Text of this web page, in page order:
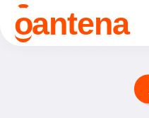
oantena